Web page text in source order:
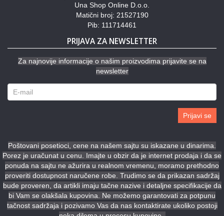
Una Shop Online D.o.o.
Matični broj: 21527190
Pib: 111714461
PRIJAVA ZA NEWSLETTER
Za najnovije informacije o našim proizvodima prijavite se na
newsletter
Prijavi se
Poštovani posetioci, cene na našem sajtu su iskazane u dinarima.
Porez je uračunat u cenu. Imajte u obzir da je internet prodaja i da se
ponuda na sajtu ne ažurira u realnom vremenu, moramo prethodno
proveriti dostupnost naručene robe. Trudimo se da prikazan sadržaj
bude proveren, da artikli imaju tačne nazive i detaljne specifikacije da
bi Vam se olakšala kupovina. Ne možemo garantovati za potpunu
tačnost sadržaja i pozivamo Vas da nas kontaktirate ukoliko postoji